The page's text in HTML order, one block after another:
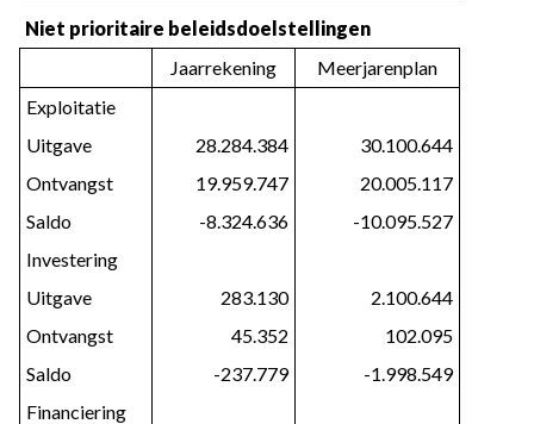
Niet prioritaire beleidsdoelstellingen
Jaarrekening
Meerjarenplan
Exploitatie
Uitgave
28.284.384
30.100.644
Ontvangst
19.959.747
20.005.117
Saldo
-8.324.636
-10.095.527
Investering
Uitgave
283.130
2.100.644
Ontvangst
45.352
102.095
Saldo
-237.779
-1.998.549
Financiering